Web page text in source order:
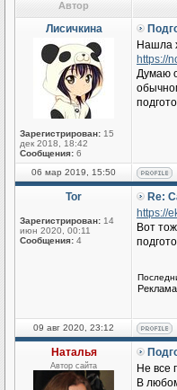
Автор
Лисичкина
Зарегистрирован: 15
дек 2018, 18:42
Сообщения: 6
Нашла
https://
Думаю
06 мар 2019, 15:50
Tor
Зарегистрирован: 14
июн 2020, 00:11
Сообщения: 4
Re:
https://
Вот
Реклама
09 авг 2020, 23:12
Наталья
Автор сайта
Не все
В